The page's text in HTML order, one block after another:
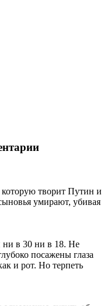
творит Путин и
умирают, убивая
ни в 30 ни в 18. Не
посажены глаза
и рот. Но терпеть